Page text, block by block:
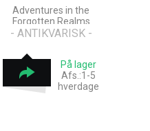
Adventures in the
Forgotten Realms
- ANTIKVARISK -
På lager
Afs.:1-5
hverdage